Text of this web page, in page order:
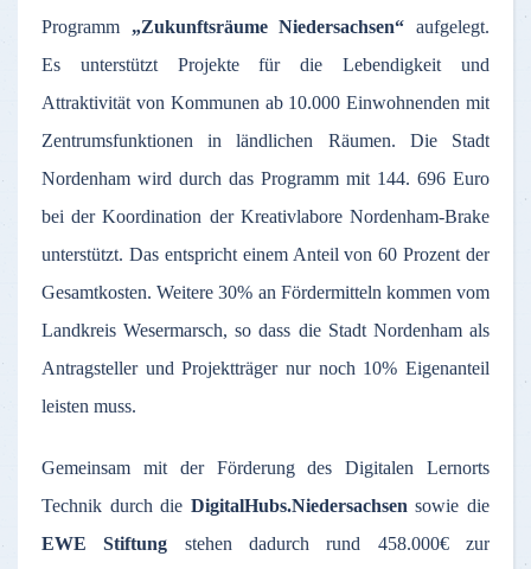
Programm „Zukunftsräume Niedersachsen“ aufgelegt.
Es unterstützt Projekte für die Lebendigkeit und
Attraktivität von Kommunen ab 10.000 Einwohnenden mit
Zentrumsfunktionen in ländlichen Räumen. Die Stadt
Nordenham wird durch das Programm mit 144. 696 Euro
bei der Koordination der Kreativlabore Nordenham-Brake
unterstützt. Das entspricht einem Anteil von 60 Prozent der
Gesamtkosten. Weitere 30% an Fördermitteln kommen vom
Landkreis Wesermarsch, so dass die Stadt Nordenham als
Antragsteller und Projektträger nur noch 10% Eigenanteil
leisten muss.
Gemeinsam mit der Förderung des Digitalen Lernorts
Technik durch die DigitalHubs.Niedersachsen sowie die
EWE Stiftung stehen dadurch rund 458.000€ zur